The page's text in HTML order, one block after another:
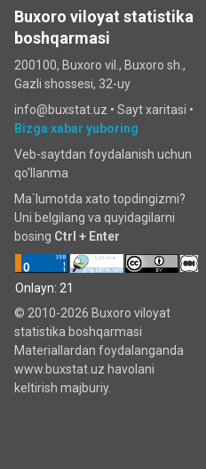
Buxoro viloyat statistika
boshqarmasi
200100, Buxoro vil., Buxoro sh.,
Gazli shossesi, 32-uy
info@buxstat.uz • Sayt xaritasi •
Bizga xabar yuboring
Veb-saytdan foydalanish uchun
qo'llanma
Ma`lumotda xato topdingizmi?
Uni belgilang va quyidagilarni
bosing Ctrl + Enter
Onlayn: 21
© 2010-2026 Buxoro viloyat
statistika boshqarmasi
Materiallardan foydalanganda
www.buxstat.uz havolani
keltirish majburiy.